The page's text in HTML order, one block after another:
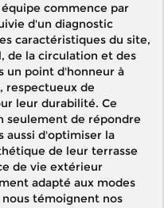
commence par
d'un diagnostic
caractéristiques du site,
de la circulation et des
un point d'honneur à
respectueux de
leur durabilité. Ce
seulement de répondre
aussi d'optimiser la
de leur terrasse
de vie extérieur
adapté aux modes
témoignent nos